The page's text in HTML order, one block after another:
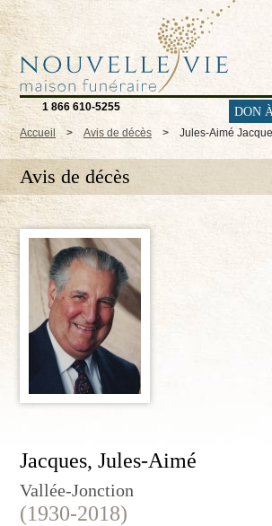
1 866 610-5255 DON
Accueil > Avis de décès > Jules-Aimé
Avis de décès
Jacques, Jules-Aimé
Vallée-Jonction
(1930-2018)